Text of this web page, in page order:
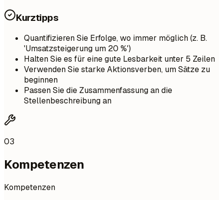
Kurztipps
Quantifizieren Sie Erfolge, wo immer möglich (z. B.
'Umsatzsteigerung um 20 %')
Halten Sie es für eine gute Lesbarkeit unter 5 Zeilen
Verwenden Sie starke Aktionsverben, um Sätze zu
beginnen
Passen Sie die Zusammenfassung an die
Stellenbeschreibung an
03
Kompetenzen
Kompetenzen